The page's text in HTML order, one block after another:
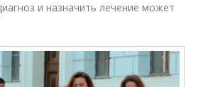
и назначить лечение может